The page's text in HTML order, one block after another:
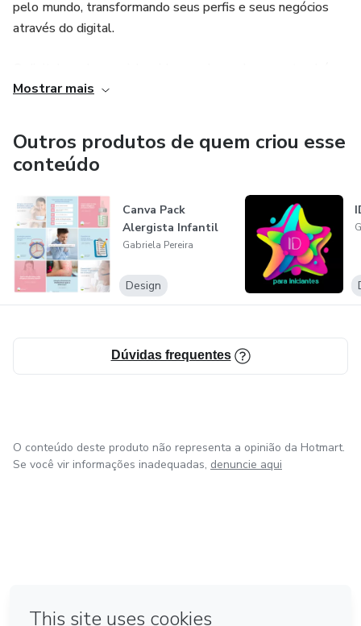
pelo mundo, transformando seus perfis e seus negócios
através do digital.
Será um prazer ter você por lá! ✨
Mostrar mais
Outros produtos de quem criou esse
conteúdo
Canva Pack
Alergista Infantil
Gabriela Pereira
Design
Dúvidas frequentes
O conteúdo deste produto não representa a opinião da Hotmart.
Se você vir informações inadequadas, denuncie aqui
Feito com ❤ em Bogotá